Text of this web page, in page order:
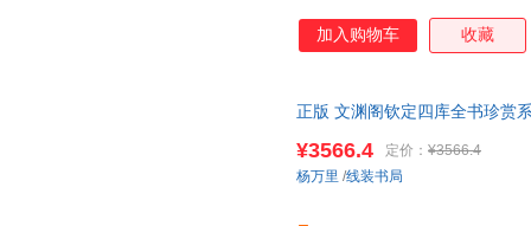
加入购物车 收藏
正版 文渊阁钦定四库全书珍赏
联系客服】
¥3566.4 定价： ¥3566.4
杨万里 /线装书局